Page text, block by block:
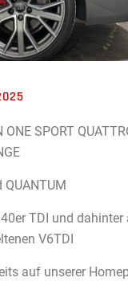
ON
ONE SPORT
QUANTUM
TDI und dahinter
V6TDI
auf unserer